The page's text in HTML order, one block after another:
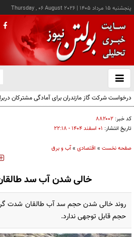
پنجشنبه ۱۵ مرداد ۱۴۰۵ |
Thursday , 06 August 2026
باز
و
درخواست شرکت گاز مازندران برای آمادگی مشترکان
کد خبر: ۸۸۲۰۰۲
تاریخ انتشار: ۰۱ اسفند ۱۴۰۴ - ۲۲:۱۸
صفحه نخست » اقتصادی »آب و برق
خالی شدن آب سد
روند خالی شدن حجم سد آب طالقان شدت
حجم قابل توجهی ندارد.